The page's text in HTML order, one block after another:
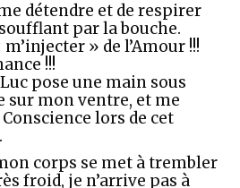
détendre et de respirer
par la bouche.
» de l’Amour !!!
!!!
pose une main sous
sur mon ventre, et me
lors de cet
corps se met à trembler
froid, je n’arrive pas à